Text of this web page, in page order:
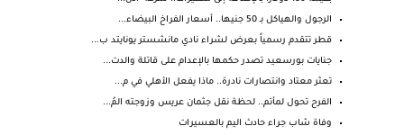
الرجول والهياكل بـ 50 جنيها.. أسعار الفراخ البيضاء...
قطر تتقدم رسمياً بعرض لشراء نادي مانشستر يونايتد ب...
جنايات بورسعيد تصدر حكمها بالإعدام على قاتلة والدت...
تعثر معتاد وانتصارات نادرة.. ماذا يفعل الأهلي في م...
الفرح تحول لمأتم.. لحظة نقل جثمان عريس وزوجته المُ...
وفاة شاب جراء حادث اليم بالعسيرات